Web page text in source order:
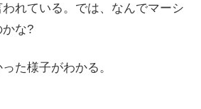
れている。では、なんでマーシ
かな?
た様子がわかる。